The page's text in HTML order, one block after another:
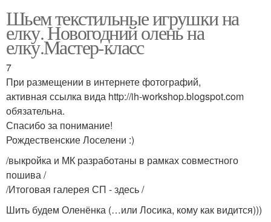
Шьем текстильные игрушки на
елку. Новогодний олень на
елку.Мастер-класс
7
При размещении в интернете фотографий,
активная ссылка вида http://ih-workshop.blogspot.com
обязательна.
Спасибо за понимание!
Рождественские Лоселени :)
/выкройка и МК разработаны в рамках совместного
пошива /
/Итоговая галерея СП - здесь /
Шить будем Оленёнка (…или Лосика, кому как видится)))